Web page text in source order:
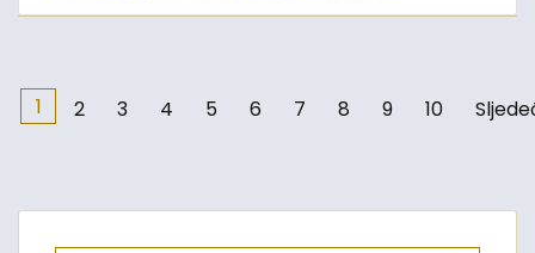
1 2 3 4 5 6 7 8 9 10